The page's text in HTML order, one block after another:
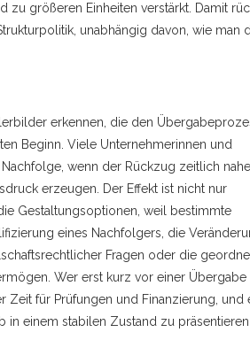
zu größeren Einheiten verstärkt. Damit
unabhängig davon, wie man
erkennen, die den
Beginn. Viele Unternehmerinnen und
wenn der Rückzug zeitlich nahe
erzeugen. Der Effekt ist nicht nur
Gestaltungsoptionen, weil bestimmte
eines Nachfolgers, die
Fragen oder die
Wer erst kurz vor einer Übergabe
Zeit für Prüfungen und Finanzierung, und
einem stabilen Zustand zu präsentieren.